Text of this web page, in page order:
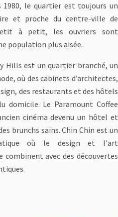
1980, le quartier est toujours un
et proche du centre-ville de
à petit, les ouvriers sont
population plus aisée.
Hills est un quartier branché, un
où des cabinets d’architectes,
des restaurants et des hôtels
domicile. Le Paramount Coffee
cinéma devenu un hôtel et
brunchs sains. Chin Chin est un
où le design et l'art
combinent avec des découvertes